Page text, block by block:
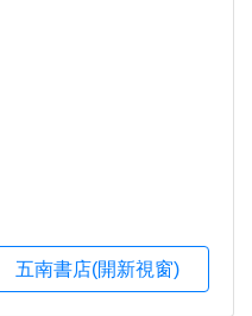
五南書店(開新視窗)